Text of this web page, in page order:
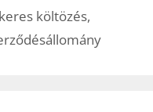
költözés,